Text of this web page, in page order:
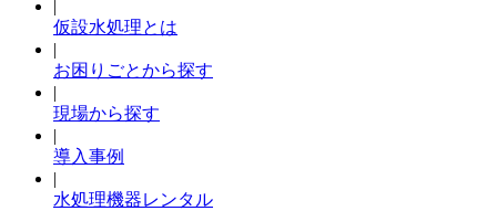
|
仮設水処理とは
|
お困りごとから探す
|
現場から探す
|
導入事例
|
水処理機器レンタル